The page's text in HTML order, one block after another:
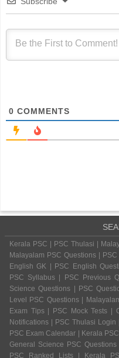
0 COMMENTS
Kerala PSC | PSC Thulasi |
Malayalam PSC Questions |
English GK | PSC English
PSC Syllabus | PSC Previous
Science Questions | PSC
Level PSC Questions |
Exam Tips | PSC Mock Tests |
Notifications | PSC Thulasi
PSC Exam Calendar | Kerala
General Science PSC
PSC Ranked Lists | Kerala